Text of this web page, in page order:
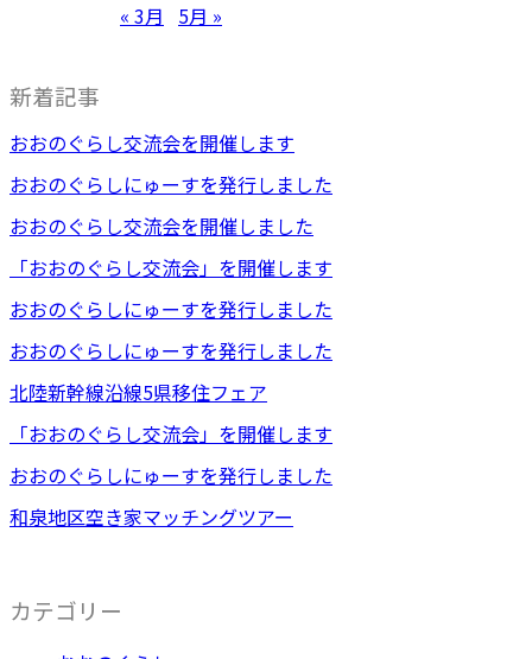
« 3月
5月 »
新着記事
おおのぐらし交流会を開催します
おおのぐらしにゅーすを発行しました
おおのぐらし交流会を開催しました
「おおのぐらし交流会」を開催します
おおのぐらしにゅーすを発行しました
おおのぐらしにゅーすを発行しました
北陸新幹線沿線5県移住フェア
「おおのぐらし交流会」を開催します
おおのぐらしにゅーすを発行しました
和泉地区空き家マッチングツアー
カテゴリー